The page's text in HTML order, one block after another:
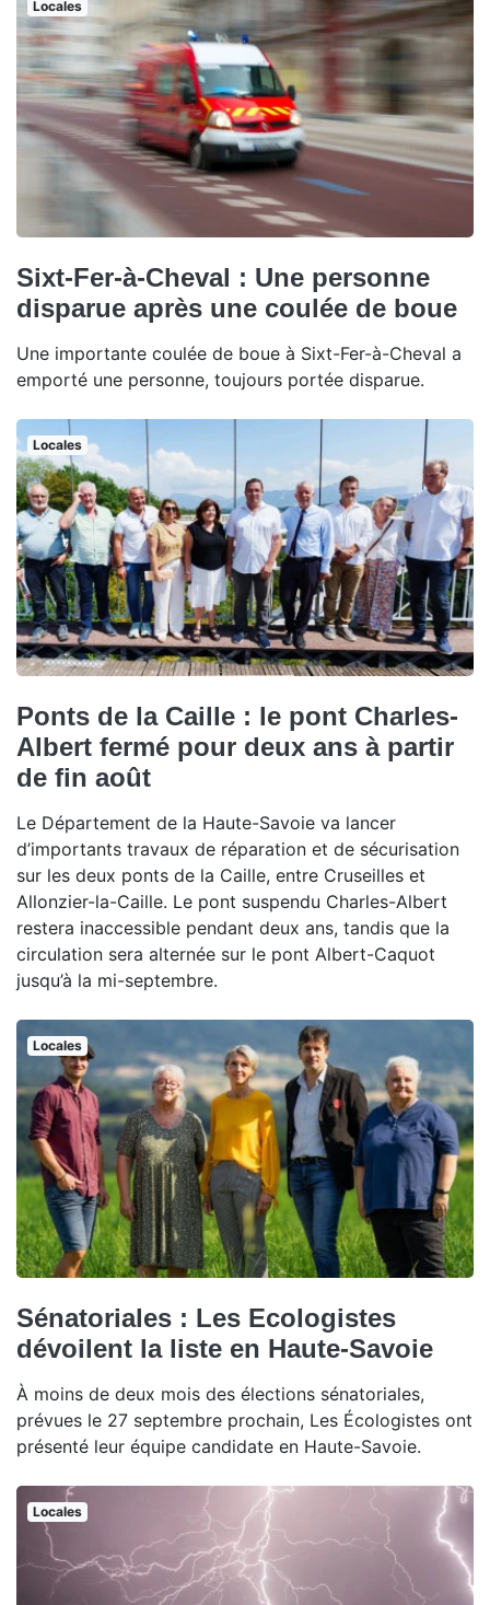
Locales
Sixt-Fer-à-Cheval : Une personne
disparue après une coulée de boue
Une importante coulée de boue à Sixt-Fer-à-Cheval a
emporté une personne, toujours portée disparue.
Locales
Ponts de la Caille : le pont Charles-
Albert fermé pour deux ans à partir
de fin août
Le Département de la Haute-Savoie va lancer
d’importants travaux de réparation et de sécurisation
sur les deux ponts de la Caille, entre Cruseilles et
Allonzier-la-Caille. Le pont suspendu Charles-Albert
restera inaccessible pendant deux ans, tandis que la
circulation sera alternée sur le pont Albert-Caquot
jusqu’à la mi-septembre.
Locales
Sénatoriales : Les Ecologistes
dévoilent la liste en Haute-Savoie
À moins de deux mois des élections sénatoriales,
prévues le 27 septembre prochain, Les Écologistes ont
présenté leur équipe candidate en Haute-Savoie.
Locales